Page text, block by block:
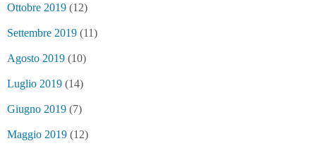
Ottobre 2019 (12)
Settembre 2019 (11)
Agosto 2019 (10)
Luglio 2019 (14)
Giugno 2019 (7)
Maggio 2019 (12)